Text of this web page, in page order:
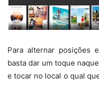
Para alternar posições
basta dar um toque
e tocar no local o qual